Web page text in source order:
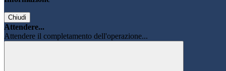
Chiudi
Attendere...
Attendere il completamento dell'operazione...